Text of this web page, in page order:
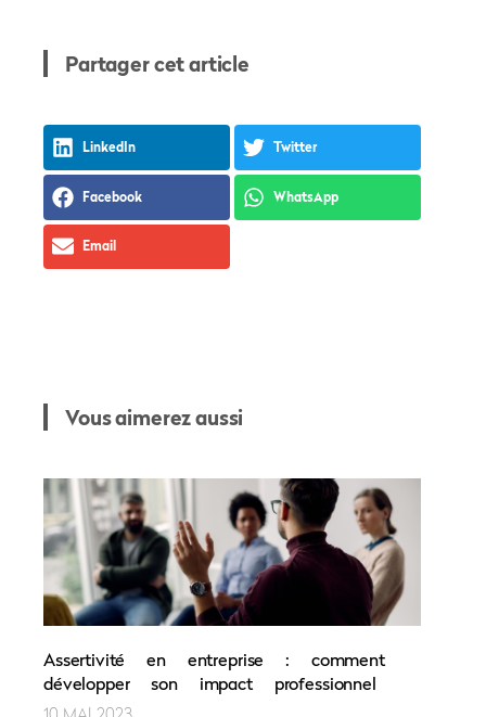
Partager cet article
LinkedIn Twitter
Facebook WhatsApp
Email
Vous aimerez aussi
Assertivité en entreprise : comment
développer son impact professionnel